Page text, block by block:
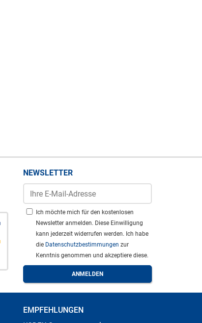
NEWSLETTER
Ich möchte mich für den kostenlosen
Newsletter anmelden. Diese Einwilligung
kann jederzeit widerrufen werden. Ich habe
die Datenschutzbestimmungen zur
Kenntnis genommen und akzeptiere diese.
EMPFEHLUNGEN